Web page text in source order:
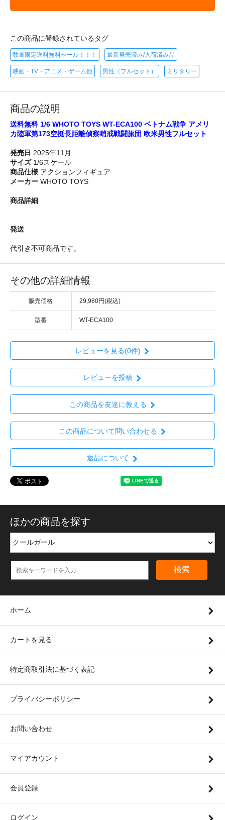
この商品に登録されているタグ
数量限定送料無料セール！！！ 最新発売済み/入荷済み品
映画・TV・アニメ・ゲーム他 男性（フルセット） ミリタリー
商品の説明
送料無料 1/6 WHOTO TOYS WT-ECA100 ベトナム戦争 アメリ
カ陸軍第173空挺長距離偵察哨戒戦闘旅団 欧米男性フルセット
発売日 2025年11月
サイズ1/6スケール
商品仕様 アクションフィギュア
メーカー WHOTO TOYS
商品詳細
発送
代引き不可商品です。
その他の詳細情報
販売価格 29,980円(税込)
型番 WT-ECA100
レビューを見る(0件)
レビューを投稿
この商品を友達に教える
この商品について問い合わせる
返品について
ほかの商品を探す
検索
ホーム
カートを見る
特定商取引法に基づく表記
プライバシーポリシー
お問い合わせ
マイアカウント
会員登録
ログイン